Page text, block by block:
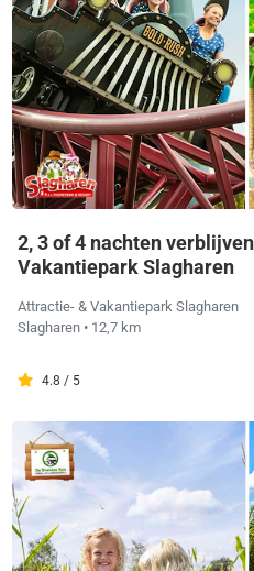
2, 3 of 4 nachten
Vakantiepark Slagharen
Attractie- & Vakantiepark Slagharen
Slagharen • 12,7 km
4.8 / 5